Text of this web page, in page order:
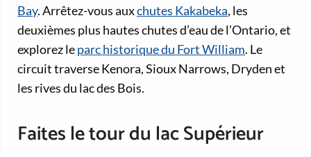
Bay. Arrêtez-vous auxchutes Kakabeka, les
deuxièmes plus hautes chutes d’eau de l’Ontario, et
explorez leparc historique du Fort William. Le
circuit traverse Kenora, Sioux Narrows, Dryden et
les rives du lac des Bois.
Faites le tour du lac Supérieur